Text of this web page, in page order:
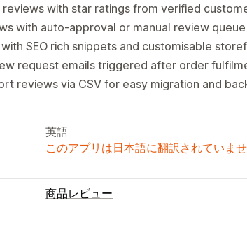
with star ratings from verified
with auto-approval or manual review
SEO rich snippets and customisable
request emails triggered after order
reviews via CSV for easy migration and
英語
このアプリは日本語に翻訳されていま
商品レビュー